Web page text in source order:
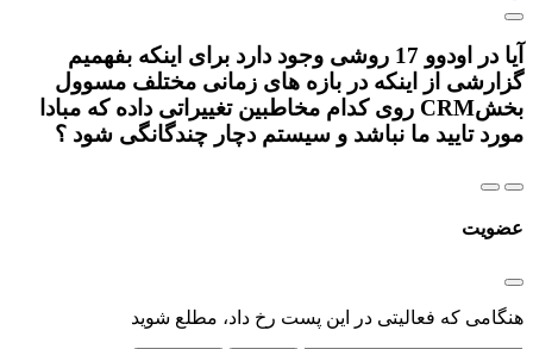
آیا در اودوو 17 روشی وجود دارد برای اینکه بفهمیم
گزارشی از اینکه در بازه های زمانی مختلف مسوول
بخشCRM روی کدام مخاطبین تغییراتی داده که مبادا
مورد تایید ما نباشد و سیستم دچار چندگانگی شود ؟
عضویت
هنگامی که فعالیتی در این پست رخ داد، مطلع شوید